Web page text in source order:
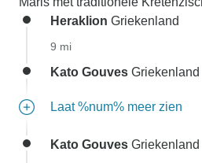
Heraklion Griekenland
9 mi
Kato Gouves Griekenland
Laat %num% meer zien
Kato Gouves Griekenland